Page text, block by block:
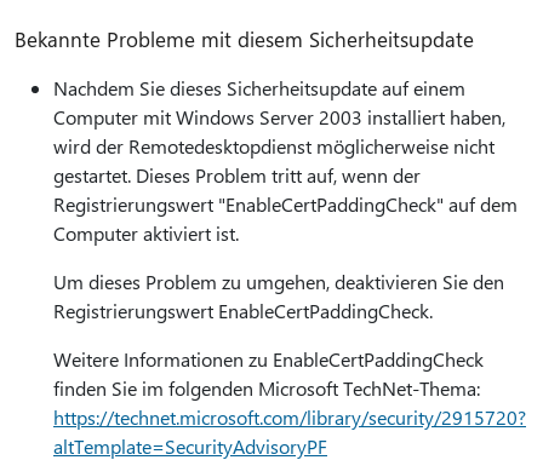
Bekannte Probleme mit diesem Sicherheitsupdate
Nachdem Sie dieses Sicherheitsupdate auf einem
Computer mit Windows Server 2003 installiert haben,
wird der Remotedesktopdienst möglicherweise nicht
gestartet. Dieses Problem tritt auf, wenn der
Registrierungswert "EnableCertPaddingCheck" auf dem
Computer aktiviert ist.
Um dieses Problem zu umgehen, deaktivieren Sie den
Registrierungswert EnableCertPaddingCheck.
Weitere Informationen zu EnableCertPaddingCheck
finden Sie im folgenden Microsoft TechNet-Thema:
https://technet.microsoft.com/library/security/2915720?
altTemplate=SecurityAdvisoryPF